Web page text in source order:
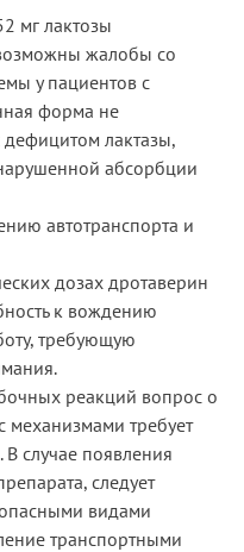
мг лактозы
жалобы со
у пациентов с
форма не
лактазы,
абсорбции
автотранспорта и
дозах дротаверин
к вождению
требующую
реакций вопрос о
механизмами требует
случае появления
следует
опасными видами
транспортными